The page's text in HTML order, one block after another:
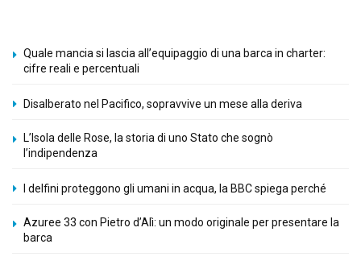
Quale mancia si lascia all’equipaggio di una barca in charter:
cifre reali e percentuali
Disalberato nel Pacifico, sopravvive un mese alla deriva
L’Isola delle Rose, la storia di uno Stato che sognò
l’indipendenza
I delfini proteggono gli umani in acqua, la BBC spiega perché
Azuree 33 con Pietro d’Alì: un modo originale per presentare la
barca